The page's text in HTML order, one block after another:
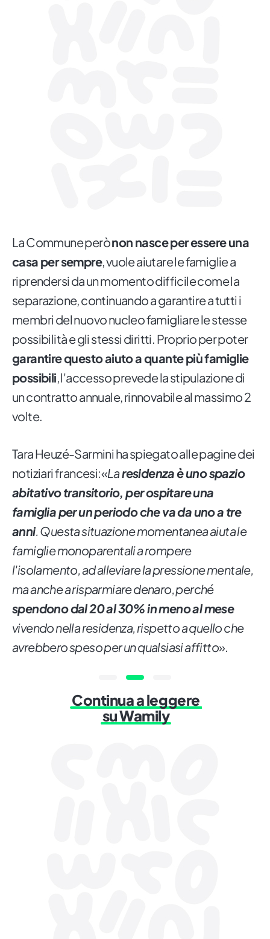
La Commune perònon nasce per essere una
casa per sempre, vuole aiutare le famiglie a
riprendersi da un momento difficile come la
separazione, continuando a garantire a tutti i
membri del nuovo nucleo famigliare le stesse
possibilità e gli stessi diritti. Proprio per poter
garantire questo aiuto a quante più famiglie
possibili, l'accesso prevede la stipulazione di
un contratto annuale, rinnovabile al massimo 2
volte.
Tara Heuzé-Sarmini ha spiegato alle pagine dei
notiziari francesi:«Laresidenza è uno spazio
abitativo transitorio, per ospitare una
famiglia per un periodo che va da uno a tre
anni. Questa situazione momentanea aiuta le
famiglie monoparentali a rompere
l'isolamento, ad alleviare la pressione mentale,
ma anche a risparmiare denaro, perché
spendono dal 20 al 30% in meno al mese
vivendo nella residenza, rispetto a quello che
avrebbero speso per un qualsiasi affitto».
Continua a leggere
su Wamily